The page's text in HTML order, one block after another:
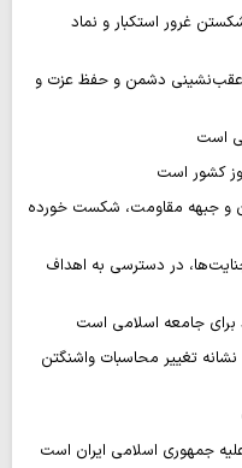
غرور استکبار و نماد
عقب‌نشینی دشمن و حفظ عزت و
است
کشور است
و جبهه مقاومت، شکست خورده
در دسترسی به اهداف
برای جامعه اسلامی است
تغییر محاسبات واشنگتن
جمهوری اسلامی ایران است